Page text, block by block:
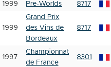
1999 Pre-Worlds 8717
1999
Grand Prix
des Vins de
Bordeaux
8717
1997
Championnat
de France
8301